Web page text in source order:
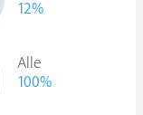
12%
Alle
100%